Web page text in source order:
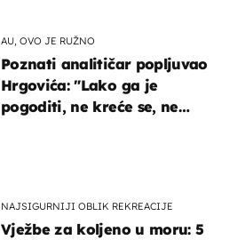
NAJSIGURNIJI OBLIK REKREACIJE
Vježbe za koljeno u moru: 5
AU, OVO JE RUŽNO
Poznati analitičar popljuvao
Hrgovića: "Lako ga je
pogoditi, ne kreće se, ne